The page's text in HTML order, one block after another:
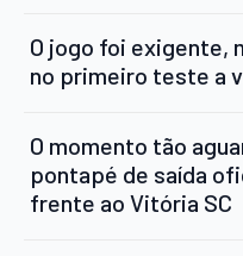
O jogo foi exigente,
no primeiro teste a
O momento tão
pontapé de saída
frente ao Vitória SC